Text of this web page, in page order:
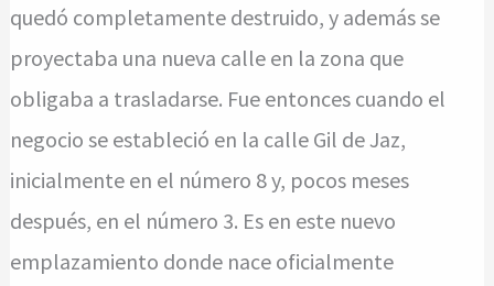
quedó completamente destruido, y además se
proyectaba una nueva calle en la zona que
obligaba a trasladarse. Fue entonces cuando el
negocio se estableció en la calle Gil de Jaz,
inicialmente en el número 8 y, pocos meses
después, en el número 3. Es en este nuevo
emplazamiento donde nace oficialmente